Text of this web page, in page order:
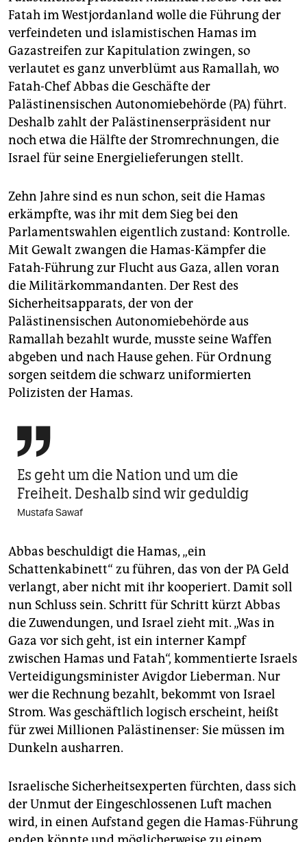
Fatah im Westjordanland wolle die Führung der
verfeindeten und islamistischen Hamas im
Gazastreifen zur Kapitulation zwingen, so
verlautet es ganz unverblümt aus Ramallah, wo
Fatah-Chef Abbas die Geschäfte der
Palästinensischen Autonomiebehörde (PA) führt.
Deshalb zahlt der Palästinenserpräsident nur
noch etwa die Hälfte der Stromrechnungen, die
Israel für seine Energielieferungen stellt.
Zehn Jahre sind es nun schon, seit die Hamas
erkämpfte, was ihr mit dem Sieg bei den
Parlamentswahlen eigentlich zustand: Kontrolle.
Mit Gewalt zwangen die Hamas-Kämpfer die
Fatah-Führung zur Flucht aus Gaza, allen voran
die Militärkommandanten. Der Rest des
Sicherheitsapparats, der von der
Palästinensischen Autonomiebehörde aus
Ramallah bezahlt wurde, musste seine Waffen
abgeben und nach Hause gehen. Für Ordnung
sorgen seitdem die schwarz uniformierten
Polizisten der Hamas.

Es geht um die Nation und um die
Freiheit. Deshalb sind wir geduldig
Mustafa Sawaf
Abbas beschuldigt die Hamas, „ein
Schattenkabinett“ zu führen, das von der PA Geld
verlangt, aber nicht mit ihr kooperiert. Damit soll
nun Schluss sein. Schritt für Schritt kürzt Abbas
die Zuwendungen, und Israel zieht mit. „Was in
Gaza vor sich geht, ist ein interner Kampf
zwischen Hamas und Fatah“, kommentierte Israels
Verteidigungsminister Avigdor Lieberman. Nur
wer die Rechnung bezahlt, bekommt von Israel
Strom. Was geschäftlich logisch erscheint, heißt
für zwei Millionen Palästinenser: Sie müssen im
Dunkeln ausharren.
Israelische Sicherheitsexperten fürchten, dass sich
der Unmut der Eingeschlossenen Luft machen
wird, in einen Aufstand gegen die Hamas-Führung